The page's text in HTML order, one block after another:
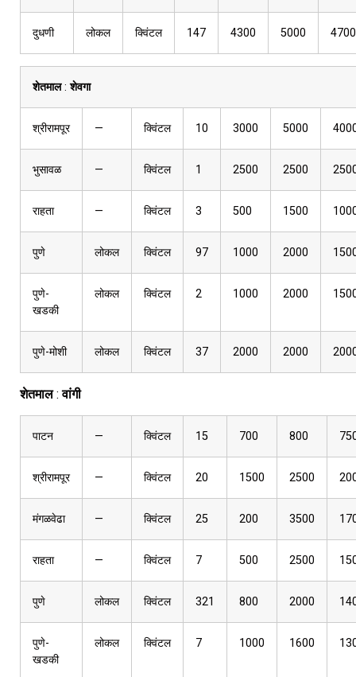
दुधणी लोकल क्विंटल 147 4300 5000 4700
शेतमाल:शेवगा
श्रीरामपूर — क्विंटल 10 3000 5000
भुसावळ — क्विंटल 1 2500 2500
राहता — क्विंटल 3 500 1500
पुणे लोकल क्विंटल 97 1000 2000
पुणे-
खडकी
लोकल क्विंटल 2 1000 2000
पुणे-मोशी लोकल क्विंटल 37 2000 2000
शेतमाल:वांगी
पाटन — क्विंटल 15 700 800
श्रीरामपूर — क्विंटल 20 1500 2500
मंगळवेढा — क्विंटल 25 200 3500
राहता — क्विंटल 7 500 2500
पुणे लोकल क्विंटल 321 800 2000
पुणे-
खडकी
लोकल क्विंटल 7 1000 1600